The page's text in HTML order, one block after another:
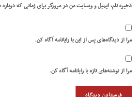
ذخیره نام، ایمیل و وبسایت من در مرورگر برای زمانی که
مرا از دیدگاه‌های پس از این با رایانامه آگاه کن.
مرا از نوشته‌های تازه با رایانامه آگاه کن.